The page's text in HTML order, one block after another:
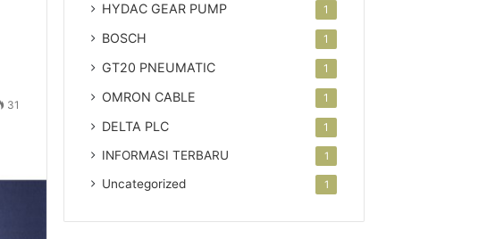
31
HYDAC GEAR PUMP 1
BOSCH 1
GT20 PNEUMATIC 1
OMRON CABLE 1
DELTA PLC 1
INFORMASI TERBARU 1
Uncategorized 1